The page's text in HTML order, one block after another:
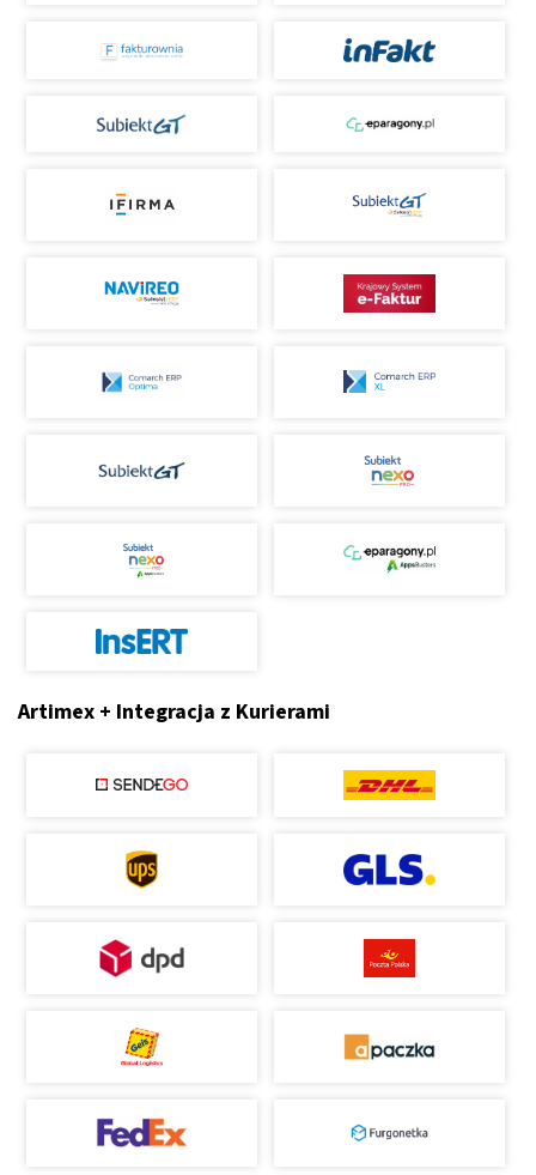
Artimex + Integracja z Kurierami